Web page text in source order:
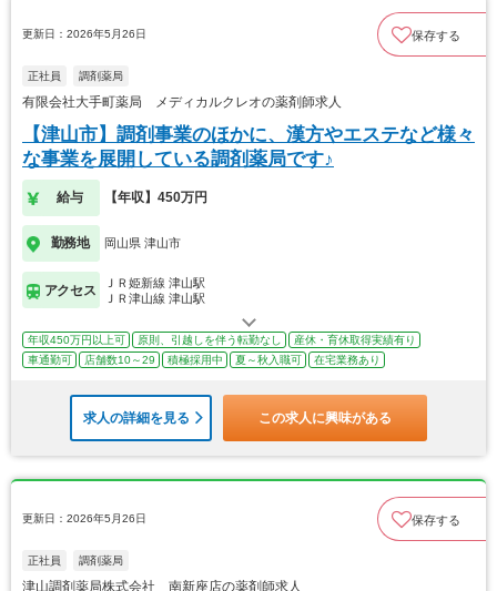
更新日：2026年5月26日 保存する
正社員 調剤薬局
有限会社大手町薬局 メディカルクレオの薬剤師求人
【津山市】調剤事業のほかに、漢方やエステなど様々
な事業を展開している調剤薬局です♪
給与 【年収】450万円
勤務地 岡山県 津山市
アクセス
ＪＲ姫新線 津山駅
ＪＲ津山線 津山駅
年収450万円以上可 原則、引越しを伴う転勤なし
産休・育休取得実績有り
車通勤可
店舗数10～29 積極採用中 夏～秋入職可 在宅業務あり
求人の詳細を見る この求人に興味がある
更新日：2026年5月26日 保存する
正社員 調剤薬局
津山調剤薬局株式会社 南新座店の薬剤師求人